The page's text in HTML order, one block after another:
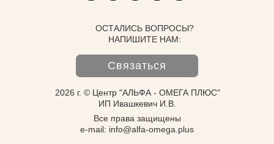
2026 г. © Центр "АЛЬФА - ОМЕГА ПЛЮС"
ИП Ивашкевич И.В.
ОСТАЛИСЬ ВОПРОСЫ?
НАПИШИТЕ НАМ:
Связаться
Все права защищены
e-mail: info@alfa-omega.plus